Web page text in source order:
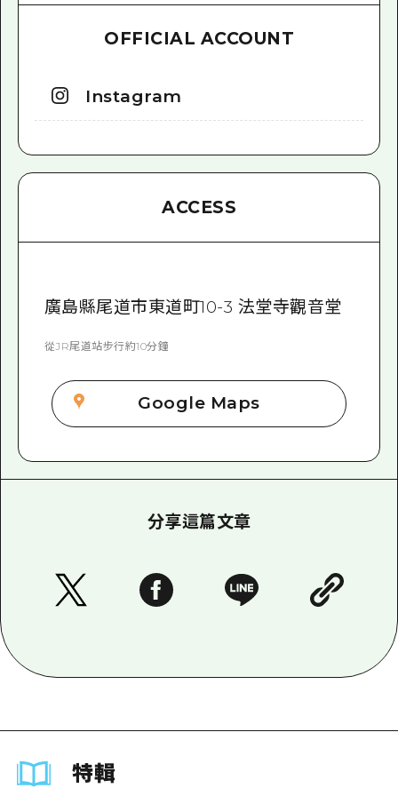
OFFICIAL ACCOUNT
Instagram
ACCESS
廣島縣尾道市東道町10-3 法堂寺觀音堂
從JR尾道站步行約10分鐘
Google Maps
分享這篇文章
特輯